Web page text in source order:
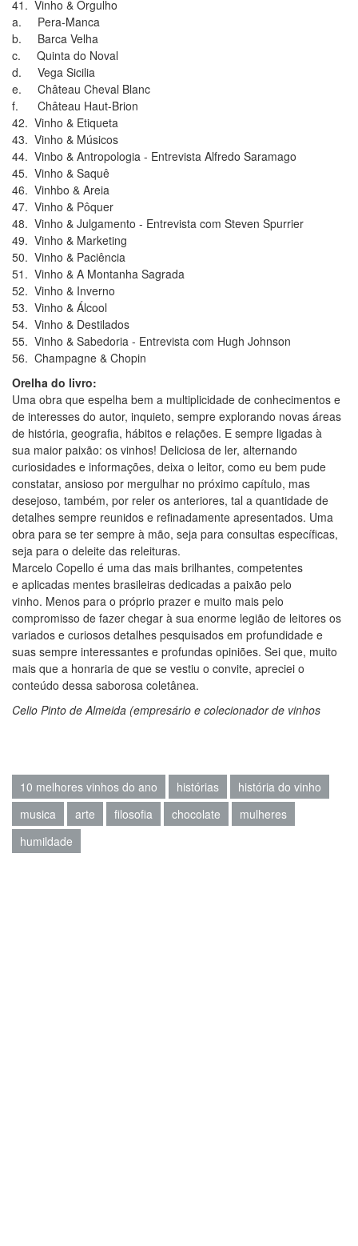
41. Vinho & Orgulho
a. Pera-Manca
b. Barca Velha
c. Quinta do Noval
d. Vega Sicilia
e. Château Cheval Blanc
f. Château Haut-Brion
42. Vinho & Etiqueta
43. Vinho & Músicos
44. Vinbo & Antropologia - Entrevista Alfredo Saramago
45. Vinho & Saquê
46. Vinhbo & Areia
47. Vinho & Pôquer
48. Vinho & Julgamento - Entrevista com Steven Spurrier
49. Vinho & Marketing
50. Vinho & Paciência
51. Vinho & A Montanha Sagrada
52. Vinho & Inverno
53. Vinho & Álcool
54. Vinho & Destilados
55. Vinho & Sabedoria - Entrevista com Hugh Johnson
56. Champagne & Chopin
Orelha do livro:
Uma obra que espelha bem a multiplicidade de conhecimentos e
de interesses do autor, inquieto, sempre explorando novas áreas
de história, geografia, hábitos e relações. E sempre ligadas à
sua maior paixão: os vinhos! Deliciosa de ler, alternando
curiosidades e informações, deixa o leitor, como eu bem pude
constatar, ansioso por mergulhar no próximo capítulo, mas
desejoso, também, por reler os anteriores, tal a quantidade de
detalhes sempre reunidos e refinadamente apresentados. Uma
obra para se ter sempre à mão, seja para consultas específicas,
seja para o deleite das releituras.
Marcelo Copello é uma das mais brilhantes, competentes
e aplicadas mentes brasileiras dedicadas a paixão pelo
vinho. Menos para o próprio prazer e muito mais pelo
compromisso de fazer chegar à sua enorme legião de leitores os
variados e curiosos detalhes pesquisados em profundidade e
suas sempre interessantes e profundas opiniões. Sei que, muito
mais que a honraria de que se vestiu o convite, apreciei o
conteúdo dessa saborosa coletânea.
Celio Pinto de Almeida (empresário e colecionador de vinhos
10 melhores vinhos do ano histórias
história do vinho
musica
arte filosofia chocolate
mulheres
humildade